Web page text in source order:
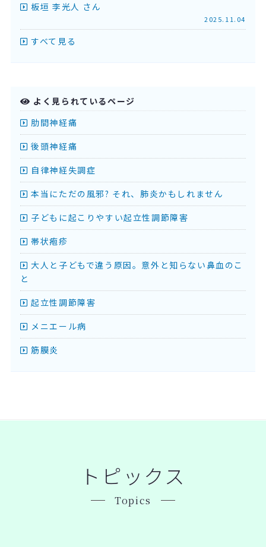
板垣 李光人 さん
2025.11.04
すべて見る
よく見られているページ
肋間神経痛
後頭神経痛
自律神経失調症
本当にただの風邪? それ、肺炎かもしれません
子どもに起こりやすい起立性調節障害
帯状疱疹
大人と子どもで違う原因。意外と知らない鼻血のこ
と
起立性調節障害
メニエール病
筋膜炎
トピックス
Topics